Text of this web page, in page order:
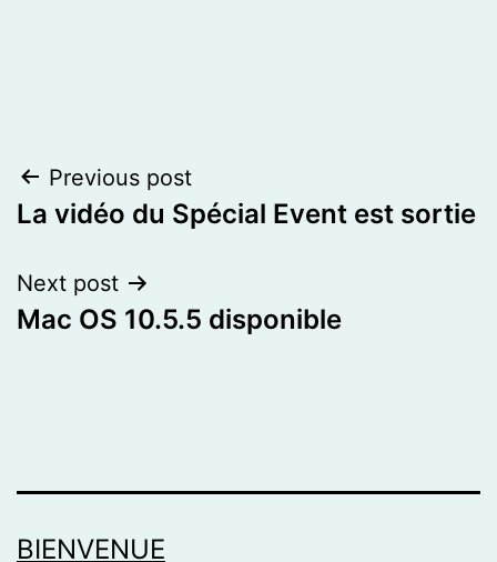
Post
navigation
Previous post
La vidéo du Spécial Event est sortie
Next post
Mac OS 10.5.5 disponible
BIENVENUE